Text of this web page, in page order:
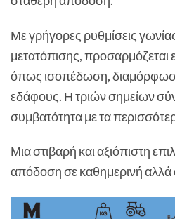
Με γρήγορες ρυθμίσεις
μετατόπισης, προσαρμόζεται
όπως ισοπέδωση,
εδάφους. Η τριών σημείων
συμβατότητα με τα
Μια στιβαρή και αξιόπιστη
απόδοση σε καθημερινή αλλά